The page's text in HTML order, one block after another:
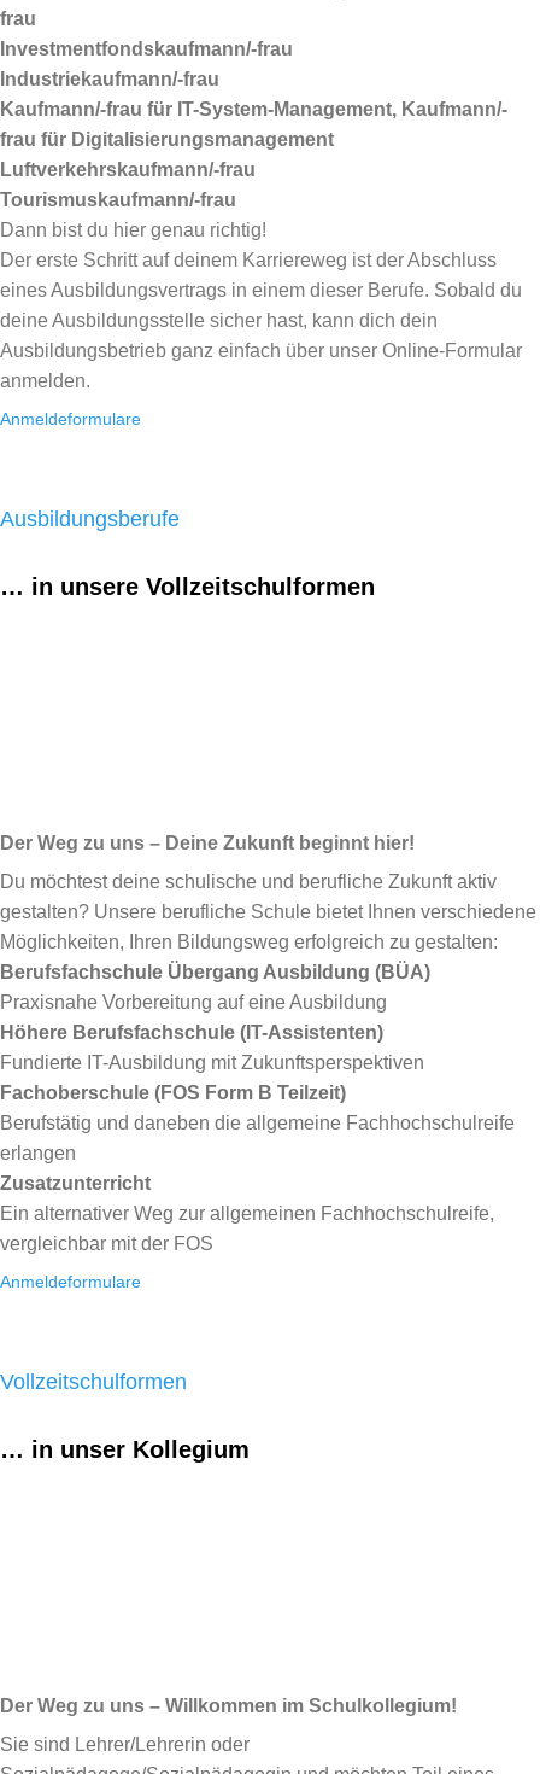
frau
Investmentfondskaufmann/-frau
Industriekaufmann/-frau
Kaufmann/-frau für IT-System-Management, Kaufmann/-
frau für Digitalisierungsmanagement
Luftverkehrskaufmann/-frau
Tourismuskaufmann/-frau
Dann bist du hier genau richtig!
Der erste Schritt auf deinem Karriereweg ist der Abschluss
eines Ausbildungsvertrags in einem dieser Berufe. Sobald du
deine Ausbildungsstelle sicher hast, kann dich dein
Ausbildungsbetrieb ganz einfach über unser Online-Formular
anmelden.
Anmeldeformulare
Ausbildungsberufe
… in unsere Vollzeitschulformen
Der Weg zu uns – Deine Zukunft beginnt hier!
Du möchtest deine schulische und berufliche Zukunft aktiv
gestalten? Unsere berufliche Schule bietet Ihnen verschiedene
Möglichkeiten, Ihren Bildungsweg erfolgreich zu gestalten:
Berufsfachschule Übergang Ausbildung (BÜA)
Praxisnahe Vorbereitung auf eine Ausbildung
Höhere Berufsfachschule (IT-Assistenten)
Fundierte IT-Ausbildung mit Zukunftsperspektiven
Fachoberschule (FOS Form B Teilzeit)
Berufstätig und daneben die allgemeine Fachhochschulreife
erlangen
Zusatzunterricht
Ein alternativer Weg zur allgemeinen Fachhochschulreife,
vergleichbar mit der FOS
Anmeldeformulare
Vollzeitschulformen
… in unser Kollegium
Der Weg zu uns – Willkommen im Schulkollegium!
Sie sind Lehrer/Lehrerin oder